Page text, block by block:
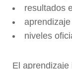
resultados
aprendizaje
niveles
El